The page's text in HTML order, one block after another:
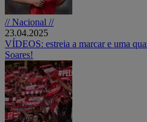
// Nacional //
23.04.2025
VÍDEOS: estreia a marcar e uma
Soares!